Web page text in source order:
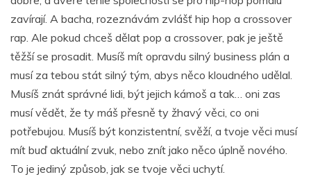
zavírají. A bacha, rozeznávám zvlášť hip hop a crossover
rap. Ale pokud chceš dělat pop a crossover, pak je ještě
těžší se prosadit. Musíš mít opravdu silný business plán a
musí za tebou stát silný tým, abys něco kloudného udělal.
Musíš znát správné lidi, být jejich kámoš a tak… oni zas
musí vědět, že ty máš přesně ty žhavý věci, co oni
potřebujou. Musíš být konzistentní, svěží, a tvoje věci musí
mít buď aktuální zvuk, nebo znít jako něco úplně nového.
To je jediný způsob, jak se tvoje věci uchytí.